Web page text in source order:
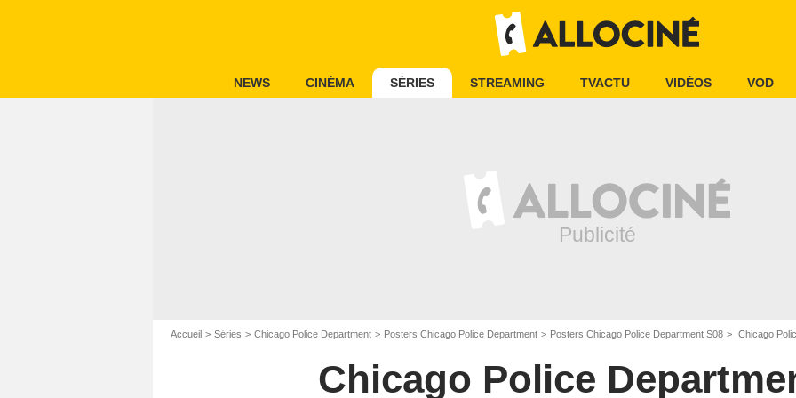
NEWS CINÉMA SÉRIES STREAMING TVACTU VIDÉOS VOD
Accueil Séries Chicago Police Department Posters Chicago Police Department Posters Chicago Police Department S08 Chicago
Chicago Police